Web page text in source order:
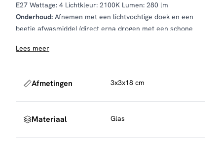
E27 Wattage: 4 Lichtkleur: 2100K Lumen: 280 lm
Onderhoud: Afnemen met een lichtvochtige doek en een
beetje afwasmiddel (direct erna drogen met een schone
Lees meer
Afmetingen 3x3x18 cm
Materiaal Glas